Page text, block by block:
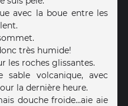
avec la boue entre les
très humide!
les roches glissantes.
sable volcanique, avec
la dernière heure.
douche froide...aie aie